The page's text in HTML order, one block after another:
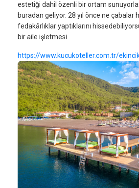
estetiği dahil özenli bir ortam
buradan geliyor. 28 yıl önce ne çabalar
fedakârlıklar yaptıklarını
bir aile işletmesi.
https://www.kucukoteller.com.tr/